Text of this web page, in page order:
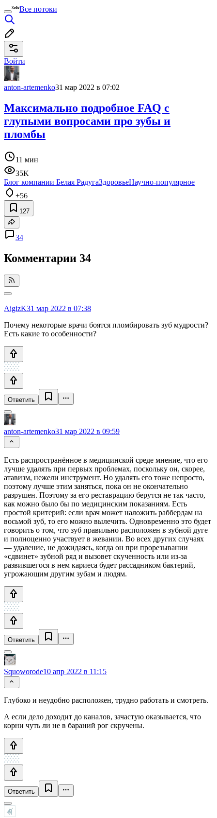
Все потоки
Войти
anton-artemenko31 мар 2022 в 07:02
Максимально подробное FAQ с
глупыми вопросами про зубы и
пломбы
11 мин
35K
Блог компании Белая РадугаЗдоровьеНаучно-популярное
+56
127
34
Комментарии 34
AigizK31 мар 2022 в 07:38
Почему некоторые врачи боятся пломбировать зуб мудрости?
Есть какие то особенности?
Ответить
anton-artemenko31 мар 2022 в 09:59
Есть распространённое в медицинской среде мнение, что его
лучше удалять при первых проблемах, поскольку он, скорее,
атавизм, нежели инструмент. Но удалять его тоже непросто,
поэтому лучше этим заняться, пока он не окончательно
разрушен. Поэтому за его реставрацию берутся не так часто,
как можно было бы по медицинским показаниям. Есть
простой критерий: если врач может наложить раббердам на
восьмой зуб, то его можно вылечить. Одновременно это будет
говорить о том, что зуб правильно расположен в зубной дуге
и полноценно участвует в жевании. Во всех других случаях
— удаление, не дожидаясь, когда он при прорезывании
«сдвинет» зубной ряд и вызовет скученность или из-за
развившегося в нем кариеса будет рассадником бактерий,
угрожающим другим зубам и людям.
Ответить
Squoworode10 апр 2022 в 11:15
Глубоко и неудобно расположен, трудно работать и смотреть.
А если дело доходит до каналов, зачастую оказывается, что
корни чуть ли не в бараний рог скручены.
Ответить